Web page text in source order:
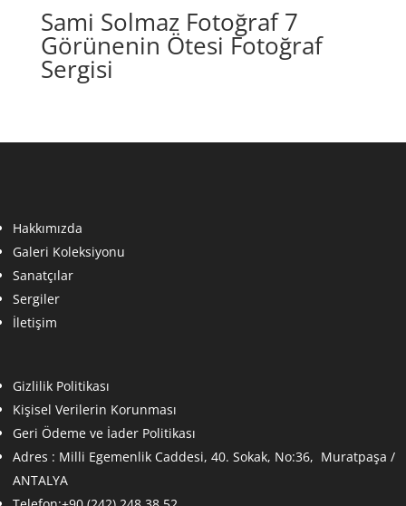
Sami Solmaz Fotoğraf 7
Görünenin Ötesi Fotoğraf
Sergisi
Hakkımızda
Galeri Koleksiyonu
Sanatçılar
Sergiler
İletişim
Gizlilik Politikası
Kişisel Verilerin Korunması
Geri Ödeme ve İader Politikası
Adres : Milli Egemenlik Caddesi, 40. Sokak, No:36, Muratpaşa /
ANTALYA